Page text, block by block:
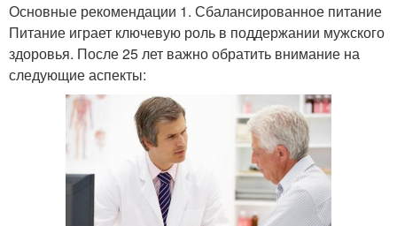
Основные рекомендации 1. Сбалансированное питание
Питание играет ключевую роль в поддержании мужского
здоровья. После 25 лет важно обратить внимание на
следующие аспекты: